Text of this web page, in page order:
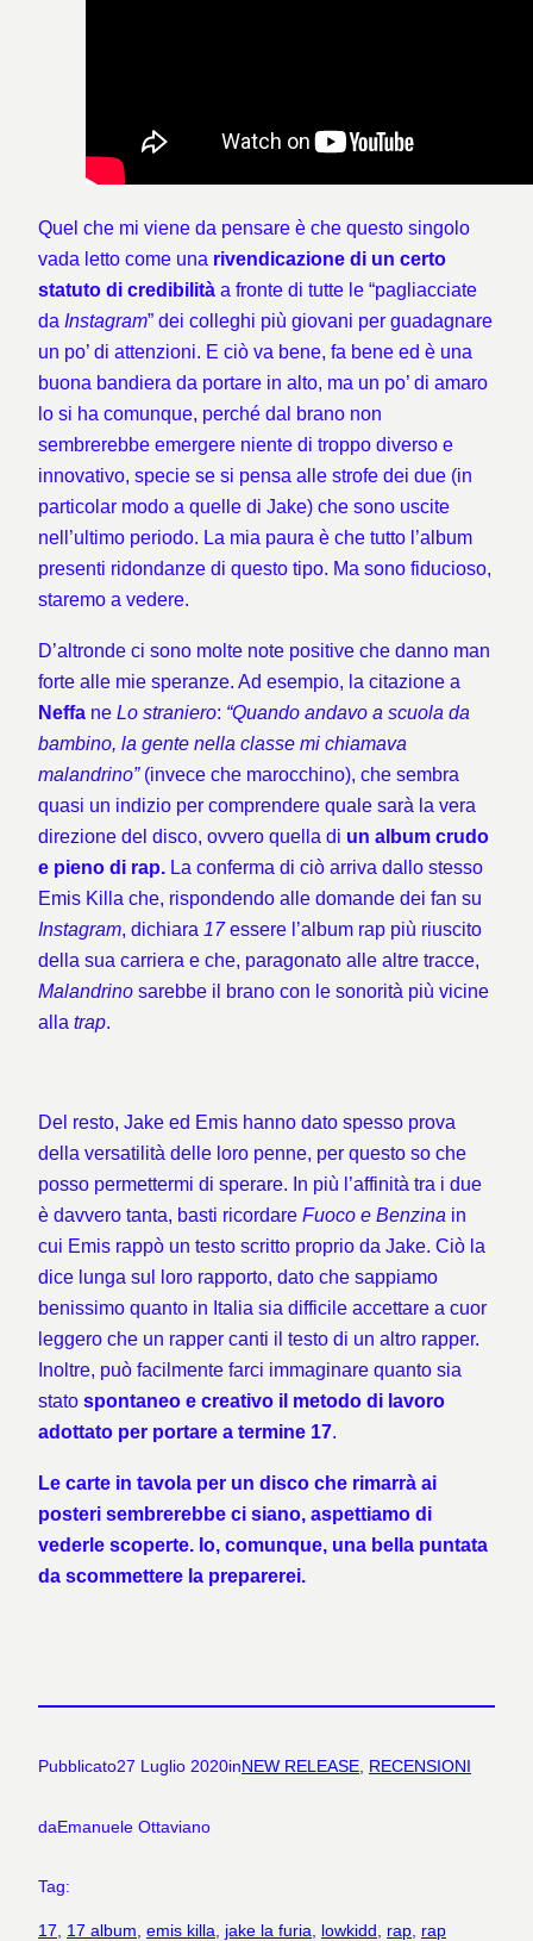
Quel che mi viene da pensare è che questo singolo
vada letto come una rivendicazione di un certo
statuto di credibilità a fronte di tutte le “pagliacciate
da Instagram” dei colleghi più giovani per guadagnare
un po’ di attenzioni. E ciò va bene, fa bene ed è una
buona bandiera da portare in alto, ma un po’ di amaro
lo si ha comunque, perché dal brano non
sembrerebbe emergere niente di troppo diverso e
innovativo, specie se si pensa alle strofe dei due (in
particolar modo a quelle di Jake) che sono uscite
nell’ultimo periodo. La mia paura è che tutto l’album
presenti ridondanze di questo tipo. Ma sono fiducioso,
staremo a vedere.
D’altronde ci sono molte note positive che danno man
forte alle mie speranze. Ad esempio, la citazione a
Neffa ne Lo straniero: “Quando andavo a scuola da
bambino, la gente nella classe mi chiamava
malandrino”(invece che marocchino), che sembra
quasi un indizio per comprendere quale sarà la vera
direzione del disco, ovvero quella di un album crudo
e pieno di rap. La conferma di ciò arriva dallo stesso
Emis Killa che, rispondendo alle domande dei fan su
Instagram, dichiara 17essere l’album rap più riuscito
della sua carriera e che, paragonato alle altre tracce,
Malandrino sarebbe il brano con le sonorità più vicine
alla trap.
Del resto, Jake ed Emis hanno dato spesso prova
della versatilità delle loro penne, per questo so che
posso permettermi di sperare. In più l’affinità tra i due
è davvero tanta, basti ricordare Fuoco e Benzina in
cui Emis rappò un testo scritto proprio da Jake. Ciò la
dice lunga sul loro rapporto, dato che sappiamo
benissimo quanto in Italia sia difficile accettare a cuor
leggero che un rapper canti il testo di un altro rapper.
Inoltre, può facilmente farci immaginare quanto sia
stato spontaneo e creativo il metodo di lavoro
adottato per portare a termine 17.
Le carte in tavola per un disco che rimarrà ai
posteri sembrerebbe ci siano, aspettiamo di
vederle scoperte. Io, comunque, una bella puntata
da scommettere la preparerei.
Pubblicato27 Luglio 2020inNEW RELEASE RECENSIONI
daEmanuele Ottaviano
Tag:
17 17 album emis killa jake la furia lowkidd rap rap